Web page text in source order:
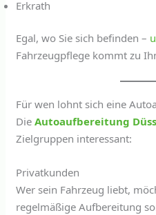
Erkrath
Egal, wo Sie sich befinden –
Fahrzeugpflege kommt zu
Für wen lohnt sich eine
DieAutoaufbereitung
Zielgruppen interessant:
Privatkunden
Wer sein Fahrzeug liebt,
regelmäßige Aufbereitung